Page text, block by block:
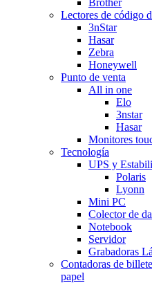
Brother
Lectores de código
3nStar
Hasar
Zebra
Honeywell
Punto de venta
All in one
Elo
3nstar
Hasar
Monitores
Tecnología
UPS y
Polaris
Lyonn
Mini PC
Colector de
Notebook
Servidor
Grabadoras
Contadoras de
papel